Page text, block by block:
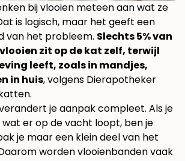
bij vlooien meteen aan wat ze
is logisch, maar het geeft een
van het probleem. Slechts 5% van
zit op de kat zelf, terwijl
leeft, zoals in mandjes,
in huis, volgens Dierapotheker
je aanpak compleet. Als je
er op de vacht loopt, ben je
je maar een klein deel van het
worden vlooienbanden vaak